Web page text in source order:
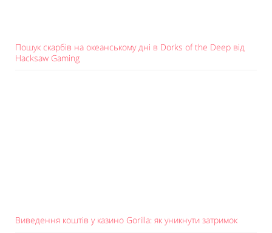
Пошук скарбів на океанському дні в Dorks of the Deep від
Hacksaw Gaming
Виведення коштів у казино Gorilla: як уникнути затримок